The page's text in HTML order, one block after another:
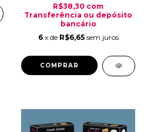
R$38,30 com
Transferência ou depósito
bancário
6 x de R$6,65 sem juros